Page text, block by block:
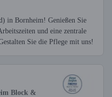
in Bornheim! Genießen Sie
und eine zentrale
Sie die Pflege mit uns!
Block &